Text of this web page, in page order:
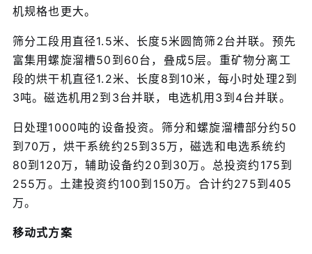
机规格也更大。
筛分工段用直径1.5米、长度5米圆筒筛2台并联。预先
富集用螺旋溜槽50到60台，叠成5层。重矿物分离工
段的烘干机直径1.2米、长度8到10米，每小时处理2到
3吨。磁选机用2到3台并联，电选机用3到4台并联。
日处理1000吨的设备投资。筛分和螺旋溜槽部分约50
到70万，烘干系统约25到35万，磁选和电选系统约
80到120万，辅助设备约20到30万。总投资约175到
255万。土建投资约100到150万。合计约275到405
万。
移动式方案